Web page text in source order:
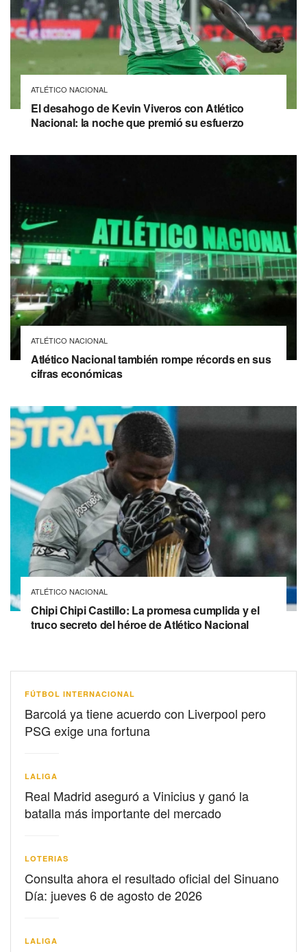
ATLÉTICO NACIONAL
El desahogo de Kevin Viveros con Atlético
Nacional: la noche que premió su esfuerzo
ATLÉTICO NACIONAL
Atlético Nacional también rompe récords en sus
cifras económicas
ATLÉTICO NACIONAL
Chipi Chipi Castillo: La promesa cumplida y el
truco secreto del héroe de Atlético Nacional
FÚTBOL INTERNACIONAL
Barcolá ya tiene acuerdo con Liverpool pero
PSG exige una fortuna
LALIGA
Real Madrid aseguró a Vinicius y ganó la
batalla más importante del mercado
LOTERIAS
Consulta ahora el resultado oficial del Sinuano
Día: jueves 6 de agosto de 2026
LALIGA